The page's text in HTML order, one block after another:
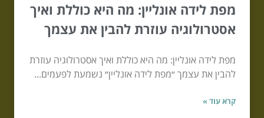
מפת לידה אונליין: מה היא כוללת ואיך
אסטרולוגיה עוזרת להבין את עצמך
מפת לידה אונליין: מה היא כוללת ואיך אסטרולוגיה עוזרת
להבין את עצמך ״מפת לידה אונליין״ נשמעת לפעמים...
קרא עוד »